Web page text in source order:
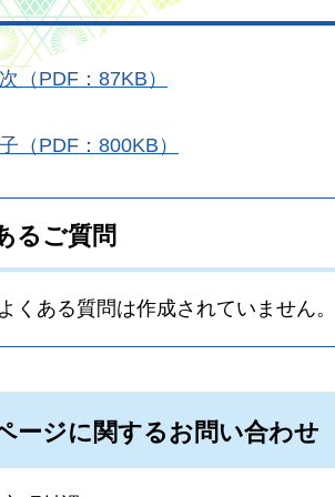
（PDF：87KB）
（PDF：800KB）
るご質問
くある質問は作成されていません。
ージに関するお問い合わせ